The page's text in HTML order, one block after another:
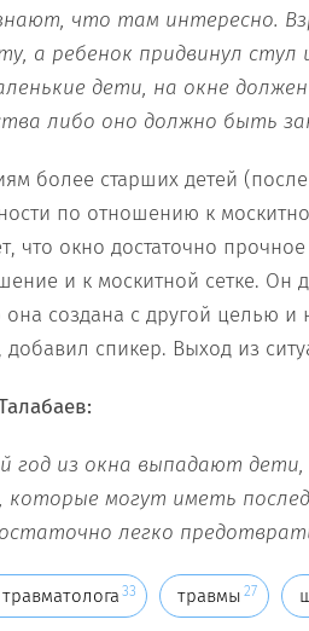
ют, что там интересно.
а ребенок придвинул стул
дети, на окне
либо оно должно быть
более старших детей
по отношению к
что окно достаточно
и к москитной сетке. Он
создана с другой целью и
добавил спикер. Выход из
год из окна выпадают дети,
которые могут иметь
легко
33 травмы 27